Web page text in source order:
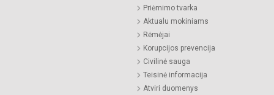
Priėmimo tvarka
Aktualu mokiniams
Rėmėjai
Korupcijos prevencija
Civilinė sauga
Teisinė informacija
Atviri duomenys